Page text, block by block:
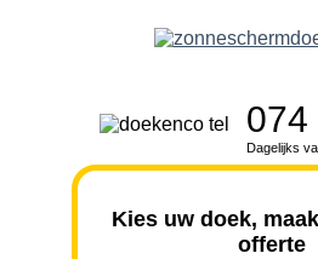
074
Dagelijks
Kies uw doek,
offerte